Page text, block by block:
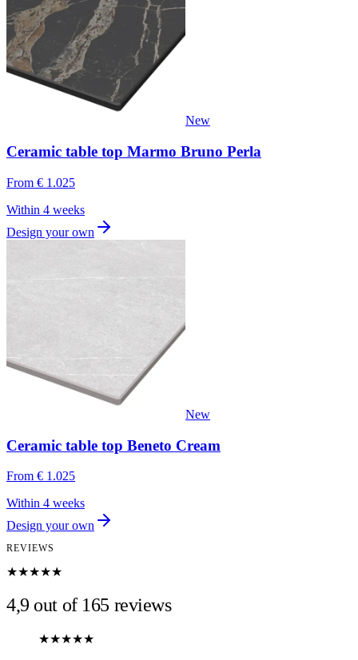
New
Ceramic table top Marmo Bruno Perla
From € 1.025
Within 4 weeks
Design your own
New
Ceramic table top Beneto Cream
From € 1.025
Within 4 weeks
Design your own
REVIEWS
★★★★★
4,9 out of 165 reviews
★★★★★